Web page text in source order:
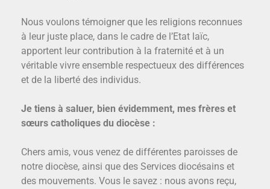
Nous voulons témoigner que les religions reconnues
à leur juste place, dans le cadre de l’Etat laïc,
apportent leur contribution à la fraternité et à un
véritable vivre ensemble respectueux des différences
et de la liberté des individus.
Je tiens à saluer, bien évidemment, mes frères et
sœurs catholiques du diocèse :
Chers amis, vous venez de différentes paroisses de
notre diocèse, ainsi que des Services diocésains et
des mouvements. Vous le savez : nous avons reçu,